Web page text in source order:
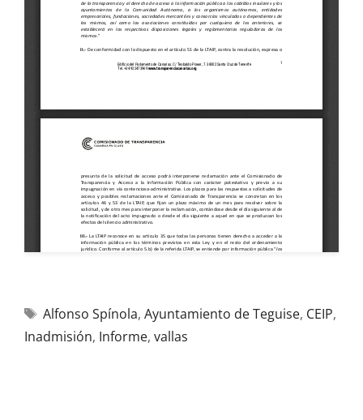
Alfonso Spínola, Ayuntamiento de Teguise, CEIP,
Inadmisión, Informe, vallas